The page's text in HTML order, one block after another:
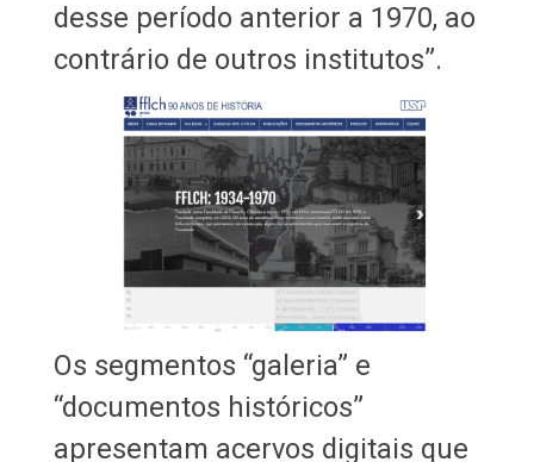
desse período anterior a 1970, ao
contrário de outros institutos”.
Os segmentos “galeria” e
“documentos históricos”
apresentam acervos digitais que